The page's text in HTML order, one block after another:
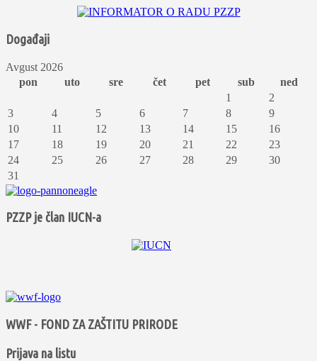
Događaji
Avgust 2026
pon
uto sre čet pet sub
ned
1
2
3
4 5 6 7 8
9
10
11 12 13 14 15
16
17
18 19 20 21 22
23
24
25 26 27 28 29
30
31
PZZP je član IUCN-a
WWF - FOND ZA ZAŠTITU PRIRODE
Prijava na listu